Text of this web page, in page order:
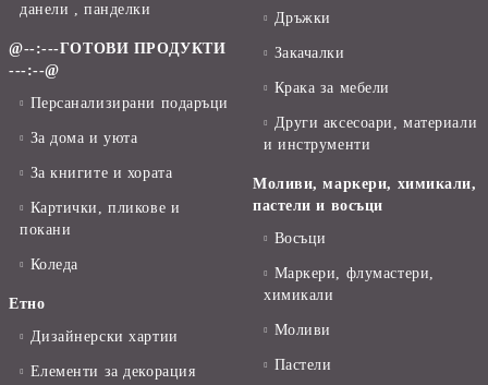
данели , панделки
@--:---ГОТОВИ ПРОДУКТИ
---:--@
Персанализирани подаръци
За дома и уюта
За книгите и хората
Картички, пликове и
покани
Коледа
Етно
Дизайнерски хартии
Елементи за декорация
Дръжки
Закачалки
Крака за мебели
Други аксесоари, материали
и инструменти
Моливи, маркери, химикали,
пастели и восъци
Восъци
Маркери, флумастери,
химикали
Моливи
Пастели